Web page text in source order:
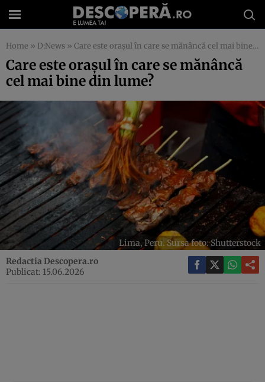
Home » D:News » Care este orașul în care se mănâncă cel mai bine din lume?
Care este orașul în care se mănâncă
cel mai bine din lume?
Lima, Peru. Sursa foto: Shutterstock
Redactia Descopera.ro
Publicat: 15.06.2026